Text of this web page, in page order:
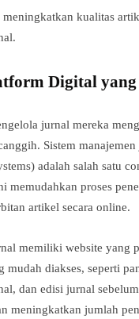
kualitas
Digital
jurnal mereka
Sistem
adalah salah satu
memudahkan proses
artikel secara online.
memiliki website yang
mudah diakses, seperti
dan edisi jurnal
meningkatkan jumlah